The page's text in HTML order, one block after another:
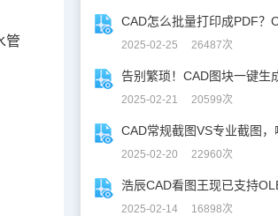
管 2025-02-25 26487次
2025-02-21 20599次
2025-02-20 22960次
2025-02-14 16898次